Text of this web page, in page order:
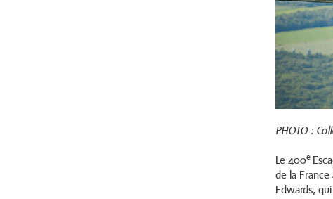
PHOTO :
Le 400e
de la France
Edwards,